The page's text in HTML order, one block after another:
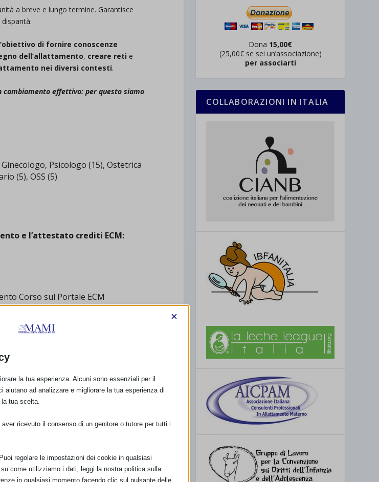
a breve e lungo termine. Garantisce
di fornire conoscenze
dell’allattamento, creare reti e
nei diversi contesti.
cambiamento effettivo: per questo siamo
Psicologo (15), Ostetrica
(5), OSS (5)
e l’attestato crediti ECM:
Corso sul Portale ECM
OCCASIONE DELLA SAM 2022 A
:
Dona 15,00€
(25,00€ se sei un’associazione)
per associarti
COLLABORAZIONI IN ITALIA
×
la tua esperienza. Alcuni sono essenziali per il
aiutano ad analizzare e migliorare la tua esperienza di
tua scelta.
ricevuto il consenso di un genitore o tutore per tutti i
regolare le impostazioni dei cookie in qualsiasi
come utilizziamo i dati, leggi la nostra politica sulla
in qualsiasi momento facendo clic sul pulsante delle